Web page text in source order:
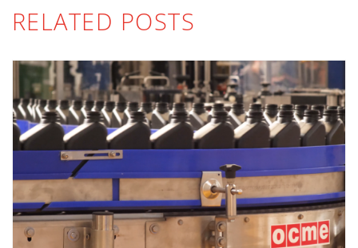
RELATED POSTS